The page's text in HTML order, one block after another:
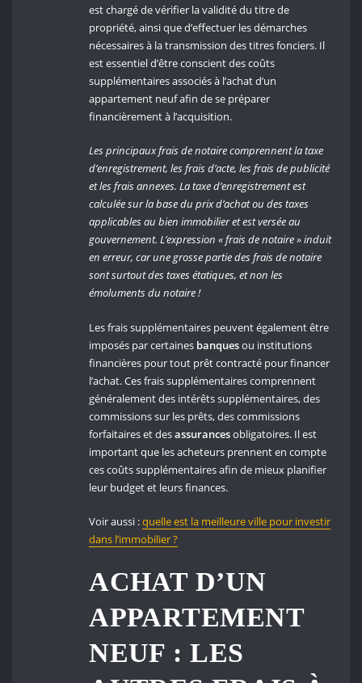
est chargé de vérifier la validité du titre de
propriété, ainsi que d’effectuer les démarches
nécessaires à la transmission des titres fonciers. Il
est essentiel d’être conscient des coûts
supplémentaires associés à l’achat d’un
appartement neuf afin de se préparer
financièrement à l’acquisition.
Les principaux frais de notaire comprennent la taxe
d’enregistrement, les frais d’acte, les frais de publicité
et les frais annexes. La taxe d’enregistrement est
calculée sur la base du prix d’achat ou des taxes
applicables au bien immobilier et est versée au
gouvernement. L’expression « frais de notaire » induit
en erreur, car une grosse partie des frais de notaire
sont surtout des taxes étatiques, et non les
émoluments du notaire !
Les frais supplémentaires peuvent également être
imposés par certaines banquesou institutions
financières pour tout prêt contracté pour financer
l’achat. Ces frais supplémentaires comprennent
généralement des intérêts supplémentaires, des
commissions sur les prêts, des commissions
forfaitaires et desassurancesobligatoires. Il est
important que les acheteurs prennent en compte
ces coûts supplémentaires afin de mieux planifier
leur budget et leurs finances.
Voir aussi :quelle est la meilleure ville pour investir
dans l’immobilier ?
ACHAT D’UN
APPARTEMENT
NEUF : LES